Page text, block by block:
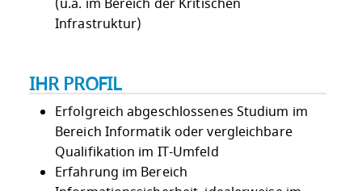
(u.a. im Bereich der Kritischen
Infrastruktur)
IHR PROFIL
Erfolgreich abgeschlossenes Studium im
Bereich Informatik oder vergleichbare
Qualifikation im IT-Umfeld
Erfahrung im Bereich